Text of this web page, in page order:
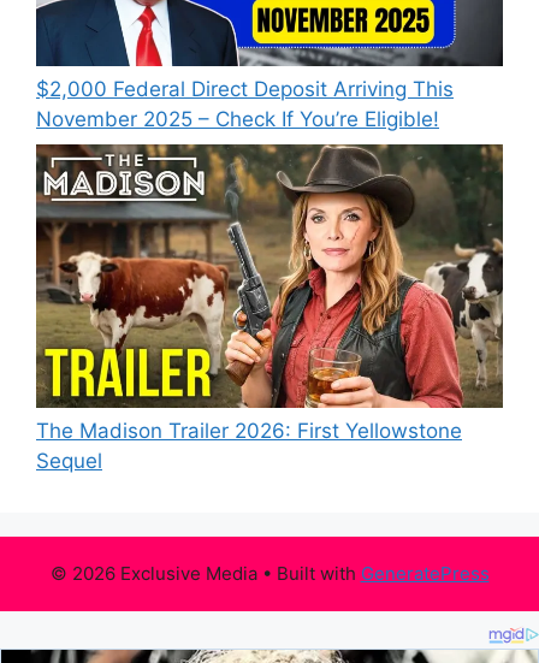
$2,000 Federal Direct Deposit Arriving This
November 2025 – Check If You’re Eligible!
The Madison Trailer 2026: First Yellowstone
Sequel
© 2026 Exclusive Media• Built with GeneratePress